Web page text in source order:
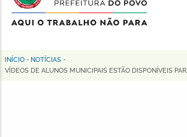
de
Horizonte
Trilha
INÍCIO - NOTÍCIAS -
VÍDEOS DE ALUNOS MUNICIPAIS ESTÃO DISPONÍVEIS